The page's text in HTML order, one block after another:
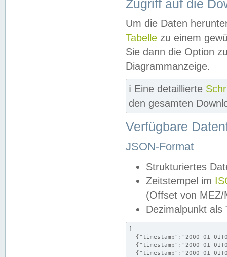
Zugriff auf die
Um die Daten
Tabelle zu einem
Sie dann die Option
Diagrammanzeige.
ℹ️ Eine detaillierte
den gesamten
Verfügbare
JSON-Format
Strukturiertes
Zeitstempel im
(Offset von MEZ/
Dezimalpunkt als
[
{"timestamp":"2000-01-
{"timestamp":"2000-01-
{"timestamp":"2000-01-